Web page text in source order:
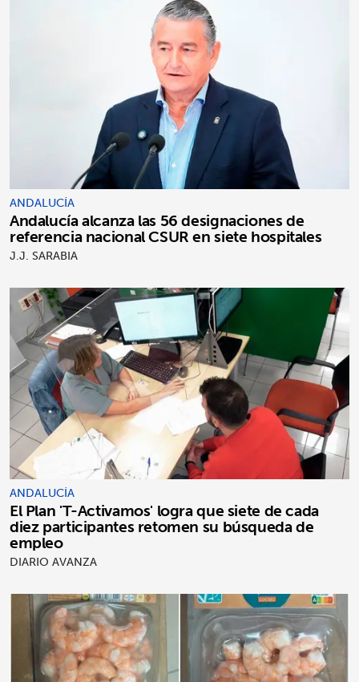
ANDALUCÍA
Andalucía alcanza las 56 designaciones de
referencia nacional CSUR en siete hospitales
J.J. SARABIA
ANDALUCÍA
El Plan 'T-Activamos' logra que siete de cada
diez participantes retomen su búsqueda de
empleo
DIARIO AVANZA